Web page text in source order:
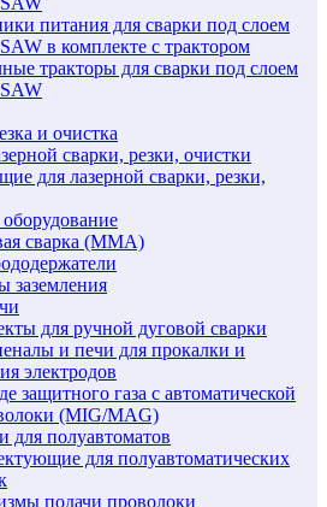
питания для сварки под слоем
в комплекте с трактором
тракторы для сварки под слоем
и очистка
сварки, резки, очистки
для лазерной сварки, резки,
сварка (MMA)
заземления
для ручной дуговой сварки
и печи для прокалки и
электродов
защитного газа с автоматической
(MIG/MAG)
для полуавтоматов
для полуавтоматических
подачи проволоки